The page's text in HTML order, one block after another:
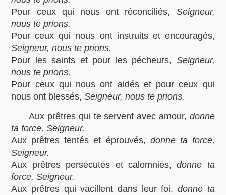
Pour ceux qui nous ont réconciliés, Seigneur,
nous te prions.
Pour ceux qui nous ont instruits et encouragés,
Seigneur, nous te prions.
Pour les saints et pour les pécheurs, Seigneur,
nous te prions.
Pour ceux qui nous ont aidés et pour ceux qui
nous ont blessés,Seigneur, nous te prions.
Aux prêtres qui te servent avec amour, donne
ta force, Seigneur.
Aux prêtres tentés et éprouvés, donne ta force,
Seigneur.
Aux prêtres persécutés et calomniés,donne ta
force, Seigneur.
Aux prêtres qui vacillent dans leur foi, donne ta